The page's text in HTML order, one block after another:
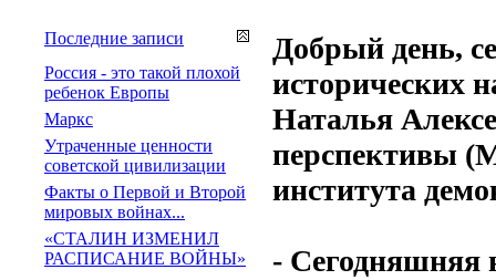
Добрый день,
исторических
Наталья
перспективы
института
- Сегодняшняя
Последние записи
Россия - это такой плохой
ребенок Европы
Маркс
Утраченные ценности
советской цивилизации
Факты о Первой и Второй
мировых войнах...
«СТАЛИН ИЗМЕНИЛ
РАСПИСАНИЕ ВОЙНЫ»